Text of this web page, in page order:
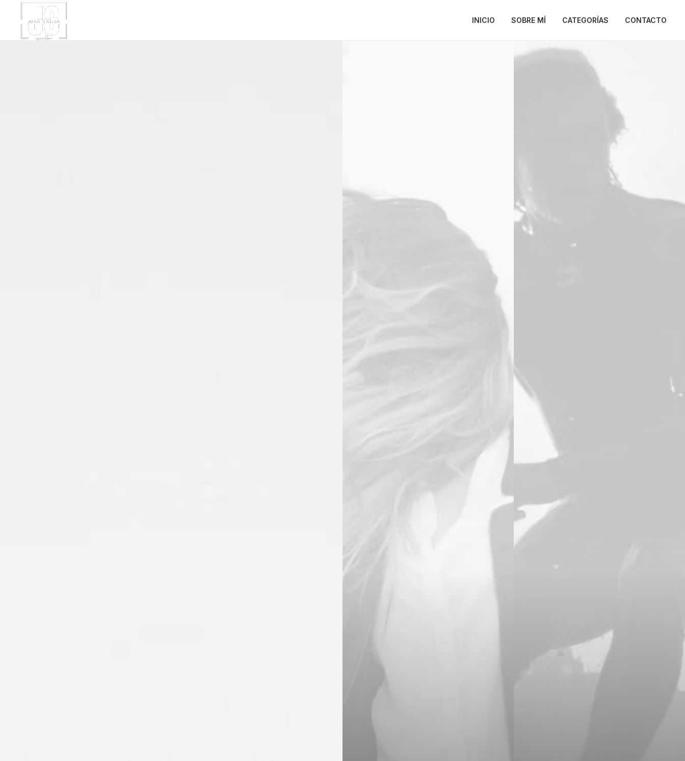
INICIO SOBRE MÍ CATEGORÍAS CONTACTO